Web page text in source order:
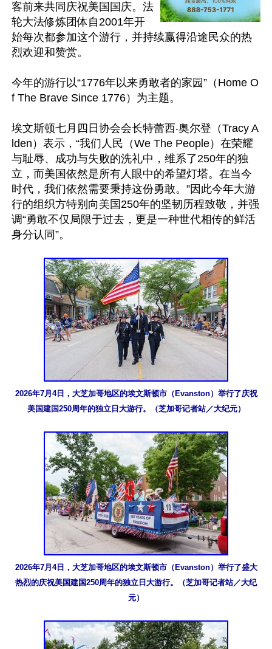
客前来共同庆祝美国国庆。法
轮大法修炼团体自2001年开
始每次都参加这个游行，并持续赢得沿途民众的热
烈欢迎和赞赏。
今年的游行以“1776年以来勇敢者的家园”（Home O
f The Brave Since 1776）为主题。
埃文斯顿七月四日协会会长特蕾西‧奥尔登（Tracy A
lden）表示，“我们人民（We The People）在荣耀
与耻辱、成功与失败的洗礼中，维系了250年的独
立，而美国依然是所有人眼中的希望灯塔。在当今
时代，我们依然需要秉持这份勇敢。”因此今年大游
行的组织方特别向美国250年的坚韧历程致敬，并强
调“勇敢不仅局限于过去，更是一种世代相传的鲜活
身分认同”。
2026年7月4日，大芝加哥地区的埃文斯顿市（Evanston）举行了庆祝
美国建国250周年的独立日大游行。（芝加哥记者站／大纪元）
2026年7月4日，大芝加哥地区的埃文斯顿市（Evanston）举行了盛大
热烈的庆祝美国建国250周年的独立日大游行。（芝加哥记者站／大纪
元）